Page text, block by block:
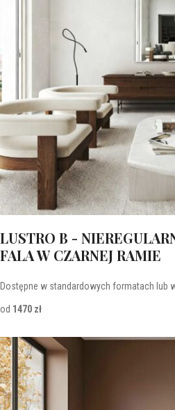
LUSTRO B -
FALA W CZARNEJ RAMIE
Dostępne w standardowych formatach lub
od 1470 zł